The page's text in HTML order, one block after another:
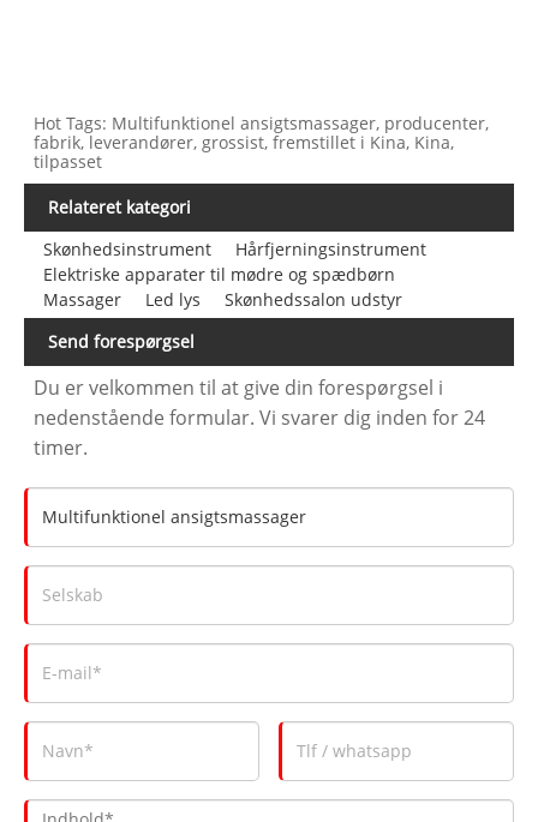
Hot Tags: Multifunktionel ansigtsmassager, producenter,
fabrik, leverandører, grossist, fremstillet i Kina, Kina,
tilpasset
Relateret kategori
Skønhedsinstrument
Hårfjerningsinstrument
Elektriske apparater til mødre og spædbørn
Massager
Led lys
Skønhedssalon udstyr
Send forespørgsel
Du er velkommen til at give din forespørgsel i
nedenstående formular. Vi svarer dig inden for 24
timer.